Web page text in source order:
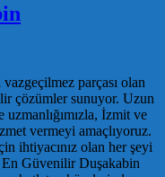
parçası olan
çözümler sunuyor. Uzun
İzmit ve
vermeyi amaçlıyoruz.
ihtiyacınız olan her şeyi
En Güvenilir Duşakabin